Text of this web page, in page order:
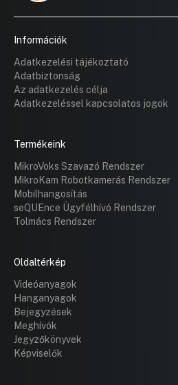
Információk
Adatkezelési tájékoztató
Adatbiztonság
Az adatkezelés célja
Adatkezeléssel kapcsolatos jogok
Termékeink
MikroVoks Szavazó Rendszer
MikroKam Robotkamerás Rendszer
Mobilhangosítás
seQUEnce Ügyfélhívó Rendszer
Tolmács Rendszer
Oldaltérkép
Videóanyagok
Hanganyagok
Bejegyzések
Meghívók
Jegyzőkönyvek
Képviselők